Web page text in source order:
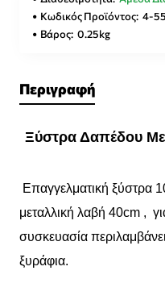
Κωδικός Προϊόντος: 4-
Βάρος: 0.25kg
Περιγραφή
Ξύστρα Δαπέδου
Επαγγελματική ξύστρα
μεταλλική λαβή 40cm ,
συσκευασία
ξυράφια.